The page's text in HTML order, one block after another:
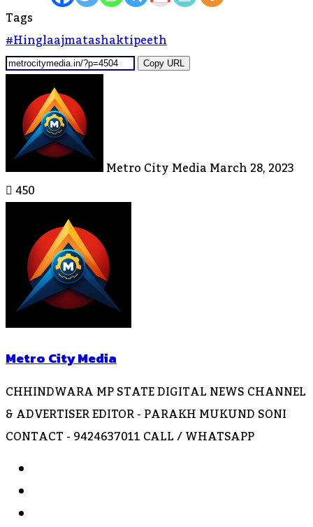
Tags
#hinglaajmatashaktipeeth
Copy URL
Metro City MediaMarch 28, 2023
450
Metro City Media
CHHINDWARA MP STATE DIGITAL NEWS CHANNEL
& ADVERTISER EDITOR - PARAKH MUKUND SONI
CONTACT - 9424637011 CALL / WHATSAPP